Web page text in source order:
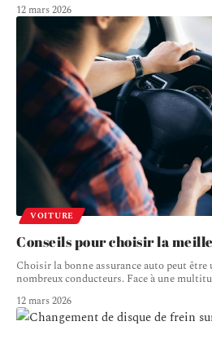
12 mars 2026
VOITURE
Conseils pour choisir la
Choisir la bonne assurance auto peut être
nombreux conducteurs. Face à une
12 mars 2026